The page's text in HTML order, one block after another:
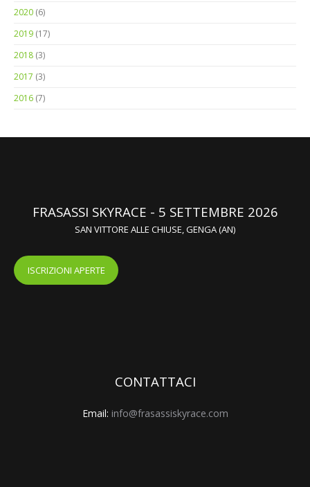
2020 (6)
2019 (17)
2018 (3)
2017 (3)
2016 (7)
FRASASSI SKYRACE - 5 SETTEMBRE 2026
SAN VITTORE ALLE CHIUSE, GENGA (AN)
ISCRIZIONI APERTE
CONTATTACI
Email: info@frasassiskyrace.com